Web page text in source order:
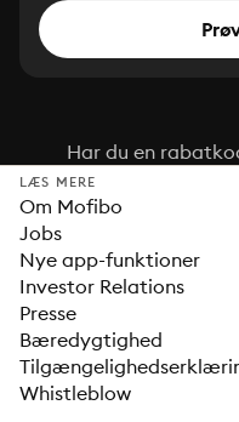
Har du en
LÆS MERE
Om Mofibo
Jobs
Nye app-funktioner
Investor Relations
Presse
Bæredygtighed
Whistleblow